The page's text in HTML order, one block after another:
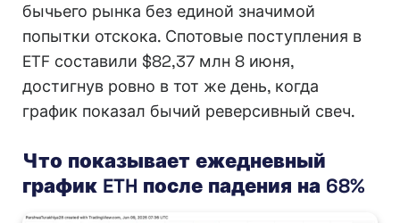
бычьего рынка без единой значимой
попытки отскока. Спотовые поступления в
ETF составили $82,37 млн 8 июня,
достигнув ровно в тот же день, когда
график показал бычий реверсивный свеч.
Что показывает ежедневный
график ETH после падения на 68%